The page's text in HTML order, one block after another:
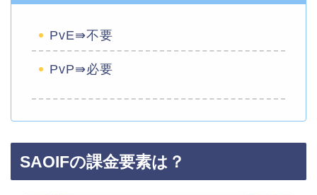
PvE⇛不要
PvP⇛必要
SAOIFの課金要素は？